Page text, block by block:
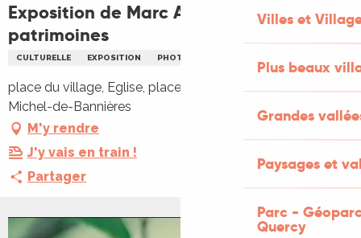
Villes et
Plus beaux
Grandes
Paysages et
Parc -
Quercy
Exposition de Marc Allenbach -
patrimoines
CULTURELLE EXPOSITION PHOTOGRAPHIE
place du village, Eglise, place du village, 46110 Saint-
Michel-de-Bannières
M'y rendre
J'y vais en train !
Partager